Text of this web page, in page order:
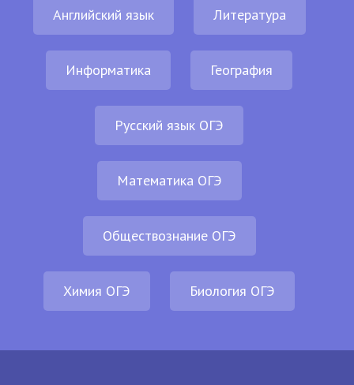
Английский язык Литература
Информатика География
Русский язык ОГЭ
Математика ОГЭ
Обществознание ОГЭ
Химия ОГЭ Биология ОГЭ